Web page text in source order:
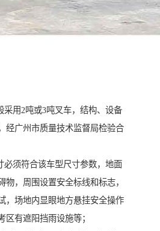
采用2吨或3吨叉车，结构、设备
经广州市质量技术监督局检验合
必须符合该车型尺寸参数，地面
物，周围设置安全标线和标志，
，场地内显眼地方悬挂安全操作
区有遮阳挡雨设施等；